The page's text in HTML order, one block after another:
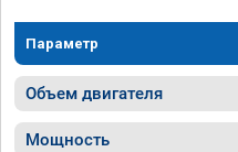
Параметр
Объем двигателя
Мощность